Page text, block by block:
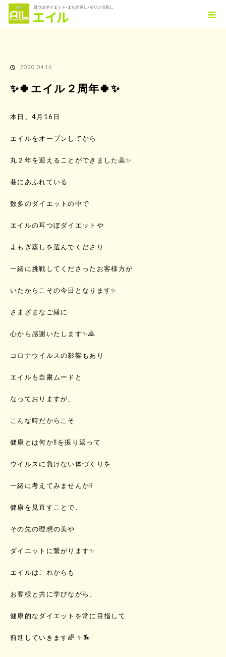
ホーム
TOPICS
✨🍀エイル２周年🍀✨
2020.04.16
✨🍀エイル２周年🍀✨
本日、4月16日
エイルをオープンしてから
丸２年を迎えることができました🙇✨
巷にあふれている
数多のダイエットの中で
エイルの耳つぼダイエットや
よもぎ蒸しを選んでくださり
一緒に挑戦してくださったお客様方が
いたからこその今日となります✨
さまざまなご縁に
心から感謝いたします✨🙇
コロナウイルスの影響もあり
エイルも自粛ムードと
なっておりますが、
こんな時だからこそ
健康とは何か‼️を振り返って
ウイルスに負けない体づくりを
一緒に考えてみませんか⁉️
健康を見直すことで、
その先の理想の美や
ダイエットに繋がります✨
エイルはこれからも
お客様と共に学びながら、
健康的なダイエットを常に目指して
前進していきます🌈 ✨🏇